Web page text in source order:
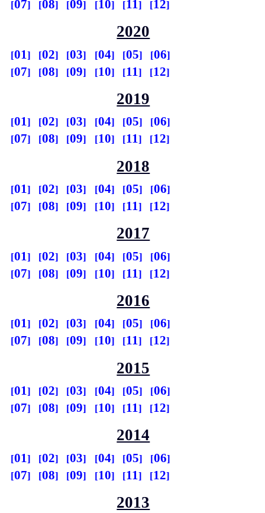
07 08 09 10 11 12
2020
01 02 03 04 05
06
07
08 09 10 11 12
2019
01 02 03 04 05
06
07
08 09 10 11 12
2018
01 02 03 04 05
06
07
08 09 10 11 12
2017
01 02 03 04 05
06
07
08 09 10 11 12
2016
01 02 03 04 05
06
07
08 09 10 11 12
2015
01 02 03 04 05
06
07
08 09 10 11 12
2014
01 02 03 04 05
06
07
08 09 10 11 12
2013